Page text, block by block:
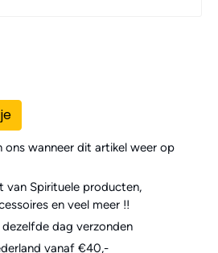
ons wanneer dit artikel weer op
van Spirituele producten,
en veel meer !!
dag verzonden
vanaf €40,-